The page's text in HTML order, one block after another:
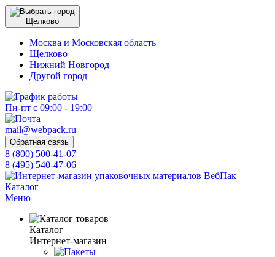
Щелково
Москва и Московская область
Щелково
Нижний Новгород
Другой город
Пн-пт с 09:00 - 19:00
mail@webpack.ru
Обратная связь
8 (800) 500-41-07
8 (495) 540-47-06
Каталог
Меню
Каталог
Интернет-магазин